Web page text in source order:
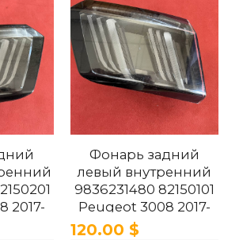
2017-
Фонарь задний
левый внутренний
9836231480 82150101
Peugeot 3008 2017-
2024
120.00 $